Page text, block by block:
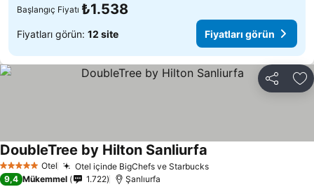
Başlangıç Fiyatı ₺1.538
Fiyatları görün: 12 site Fiyatları görün
Paylaş
5 Yıldız Otel Otel içinde BigChefs ve StarbucksFiyatları görün
DoubleTree by Hilton Sanliurfa
9,4 Mükemmel 1.722 Şanlıurfa